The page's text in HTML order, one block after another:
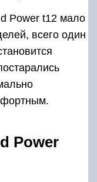
Power t12 мало
всего один
Power